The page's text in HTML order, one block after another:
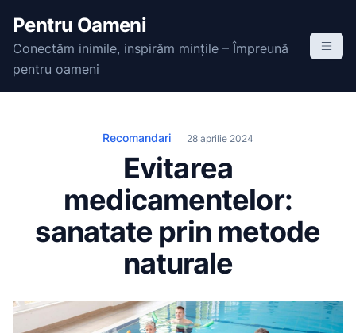
t
Pentru Oameni
Conectăm inimile, inspirăm mințile – Împreună
pentru oameni
Recomandari 28 aprilie 2024
Evitarea
medicamentelor:
sanatate prin metode
naturale